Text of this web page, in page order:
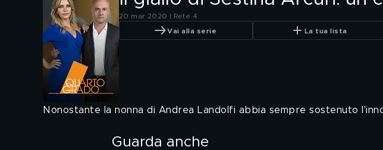
20 mar 2020 | Rete 4
Vai alla serie La tua lista
Nonostante la nonna di Andrea Landolfi abbia sempre sostenuto
Guarda anche